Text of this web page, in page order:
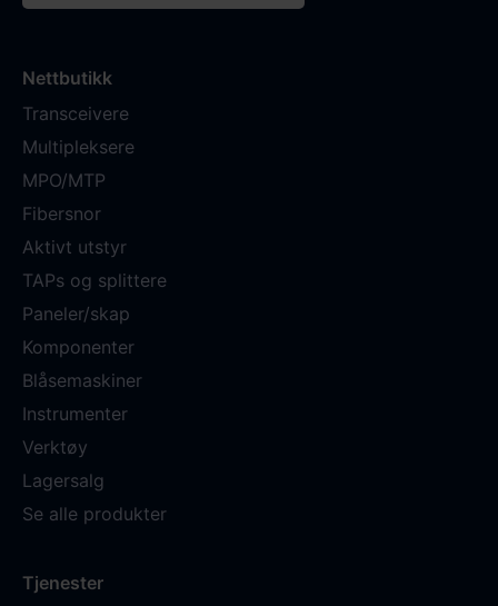
Nettbutikk
Transceivere
Multipleksere
MPO/MTP
Fibersnor
Aktivt utstyr
TAPs og splittere
Paneler/skap
Komponenter
Blåsemaskiner
Instrumenter
Verktøy
Lagersalg
Se alle produkter
Tjenester